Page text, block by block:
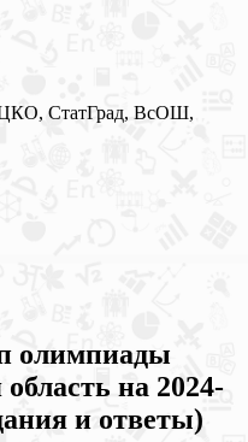
СтатГрад, ВсОШ,
олимпиады
на 2024-
и ответы)